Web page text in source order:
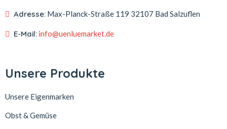
Adresse: Max-Planck-Straße 119 32107 Bad Salzuflen
E-Mail: info@uenluemarket.de
Unsere Produkte
Unsere Eigenmarken
Obst & Gemüse